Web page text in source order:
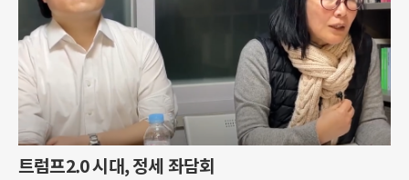
트럼프2.0 시대, 정세 좌담회